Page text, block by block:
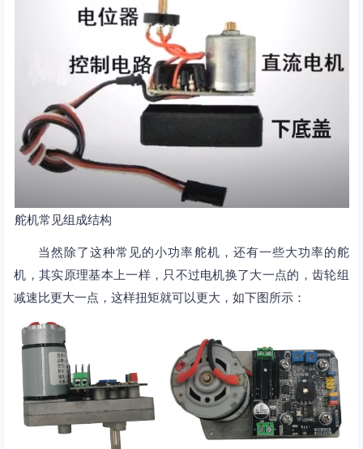
舵机常见组成结构
当然除了这种常见的小功率舵机，还有一些大功率的舵
机，其实原理基本上一样，只不过电机换了大一点的，齿轮组
减速比更大一点，这样扭矩就可以更大，如下图所示：